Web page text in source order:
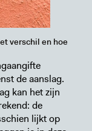
verschil en hoe
de aanslag.
kan het zijn
de
lijkt op